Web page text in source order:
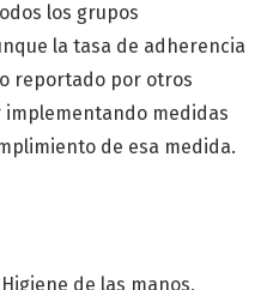
Higiene de las manos
los grupos
la tasa de adherencia
reportado por otros
medidas
de esa medida.